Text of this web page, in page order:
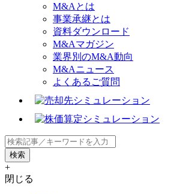
M&Aとは
事業承継とは
資料ダウンロード
M&Aマガジン
業界別のM&A動向
M&Aニュース
よくあるご質問
+
閉じる